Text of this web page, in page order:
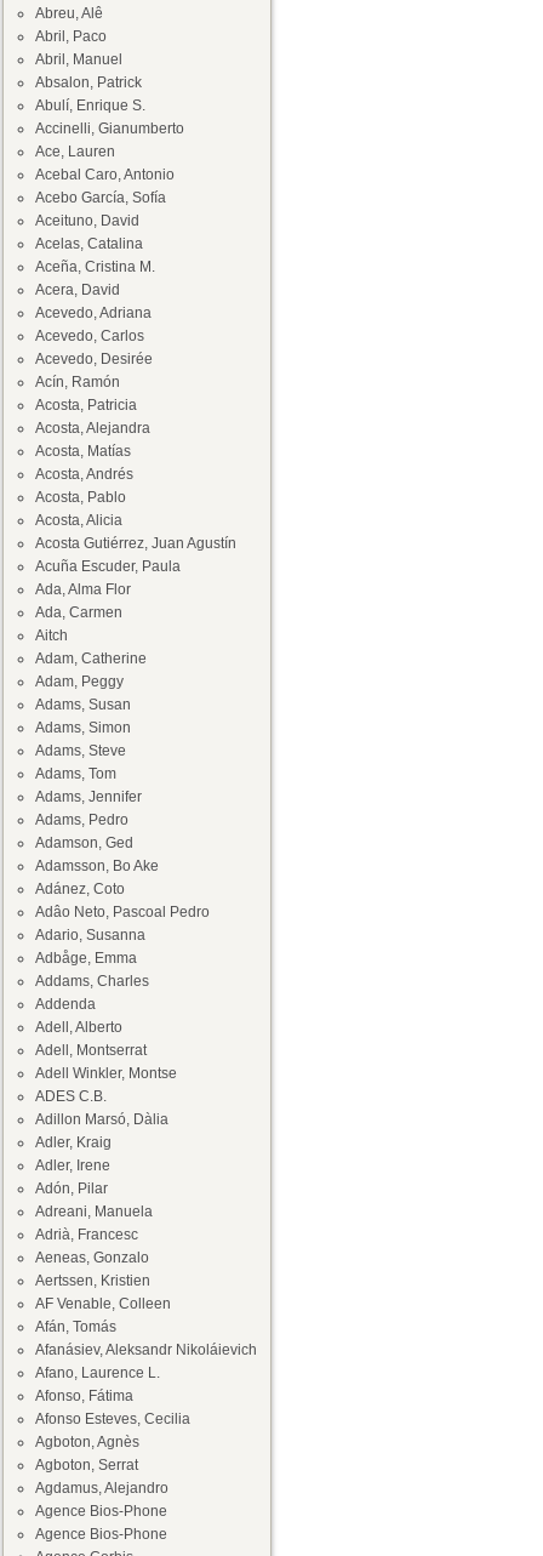
Abreu, Alê
Abril, Paco
Abril, Manuel
Absalon, Patrick
Abulí, Enrique S.
Accinelli, Gianumberto
Ace, Lauren
Acebal Caro, Antonio
Acebo García, Sofía
Aceituno, David
Acelas, Catalina
Aceña, Cristina M.
Acera, David
Acevedo, Adriana
Acevedo, Carlos
Acevedo, Desirée
Acín, Ramón
Acosta, Patricia
Acosta, Alejandra
Acosta, Matías
Acosta, Andrés
Acosta, Pablo
Acosta, Alicia
Acosta Gutiérrez, Juan Agustín
Acuña Escuder, Paula
Ada, Alma Flor
Ada, Carmen
Aitch
Adam, Catherine
Adam, Peggy
Adams, Susan
Adams, Simon
Adams, Steve
Adams, Tom
Adams, Jennifer
Adams, Pedro
Adamson, Ged
Adamsson, Bo Ake
Adánez, Coto
Adâo Neto, Pascoal Pedro
Adario, Susanna
Adbåge, Emma
Addams, Charles
Addenda
Adell, Alberto
Adell, Montserrat
Adell Winkler, Montse
ADES C.B.
Adillon Marsó, Dàlia
Adler, Kraig
Adler, Irene
Adón, Pilar
Adreani, Manuela
Adrià, Francesc
Aeneas, Gonzalo
Aertssen, Kristien
AF Venable, Colleen
Afán, Tomás
Afanásiev, Aleksandr Nikoláievich
Afano, Laurence L.
Afonso, Fátima
Afonso Esteves, Cecilia
Agboton, Agnès
Agboton, Serrat
Agdamus, Alejandro
Agence Bios-Phone
Agence Bios-Phone